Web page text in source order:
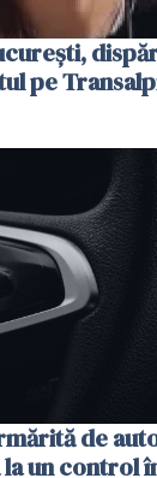
pe
de
un control